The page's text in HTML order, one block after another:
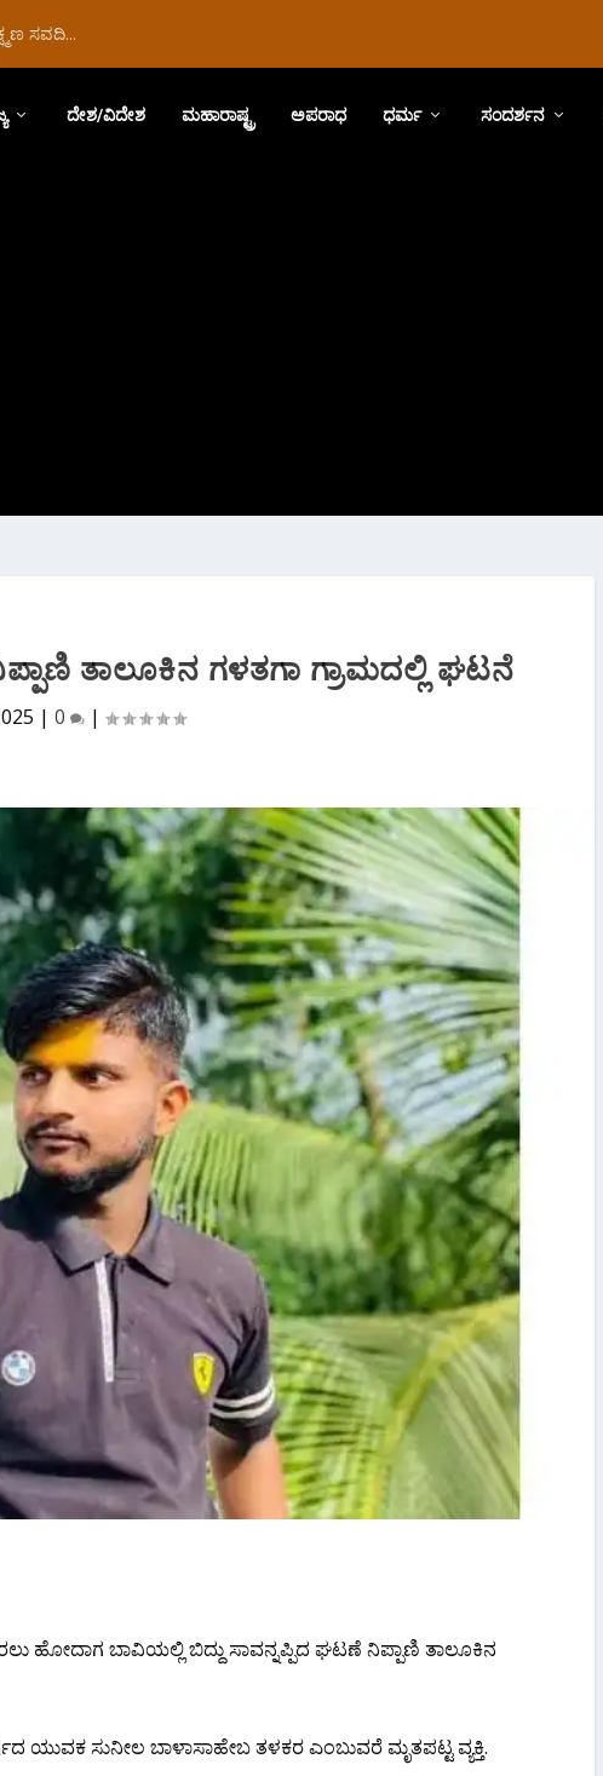
ಸವದಿ...
ದೇಶ/ವಿದೇಶ ಮಹಾರಾಷ್ಟ್ರ ಅಪರಾಧ ಧರ್ಮ ಸಂದರ್ಶನ
ತಾಲೂಕಿನ ಗಳತಗಾ ಗ್ರಾಮದಲ್ಲಿ ಘಟನೆ
|0 |
ಹೋದಾಗ ಬಾವಿಯಲ್ಲಿ ಬಿದ್ದು ಸಾವನ್ನಪ್ಪಿದ ಘಟಣೆ ನಿಪ್ಪಾಣಿ ತಾಲೂಕಿನ
ಯುವಕ ಸುನೀಲ ಬಾಳಾಸಾಹೇಬ ತಳಕರ ಎಂಬುವರೆ ಮೃತಪಟ್ಟ ವ್ಯಕ್ತಿ.